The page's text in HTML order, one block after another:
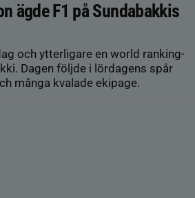
ägde F1 på Sundabakkis
och ytterligare en world ranking-
Dagen följde i lördagens spår
många kvalade ekipage.